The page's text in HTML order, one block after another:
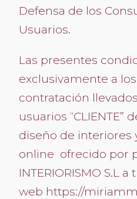
Defensa de los
Usuarios.
Las presentes
exclusivamente a
contratación
usuarios “CLIENTE”
diseño de interiores
online ofrecido por
INTERIORISMO S.L
web https://